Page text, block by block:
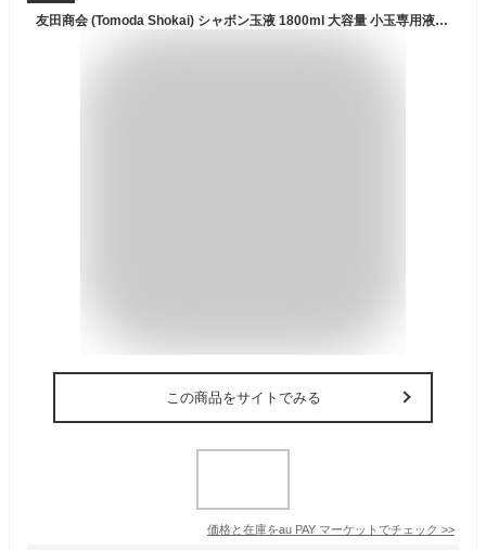
友田商会 (Tomoda Shokai) シャボン玉液 1800ml 大容量 小玉専用液 シャボン玉 おもちゃ 日本製 補充液 割れにくい 玩具安全基準合格 ST
この商品をサイトでみる
価格と在庫をau PAY マーケット でチェック >>